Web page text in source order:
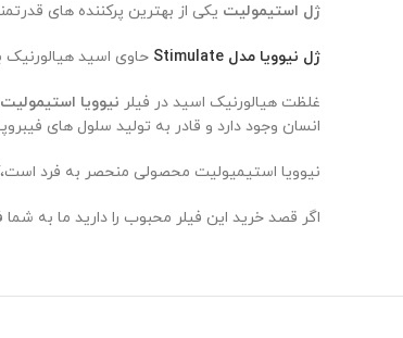
ژل استیمولیت یکی از بهترین پرکننده های
ژل نیوویا مدل Stimulate حاوی اسید
غلظت هیالورنیک اسید در فیلر نیوویا استیمولیت
انسان وجود دارد و قادر به تولید سلول های
نیوویا استیمیولیت محصولی منحصر به فرد
اگر قصد خرید این فیلر محبوب را دارید ما به شما